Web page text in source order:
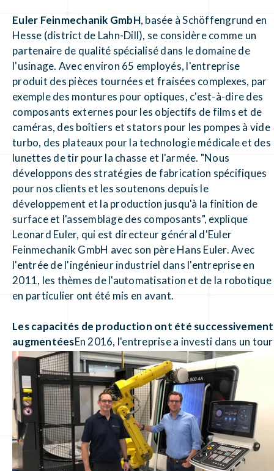
Euler Feinmechanik GmbH, basée à Schöffengrund en
Hesse (district de Lahn-Dill), se considère comme un
partenaire de qualité spécialisé dans le domaine de
l'usinage. Avec environ 65 employés, l'entreprise
produit des pièces tournées et fraisées complexes, par
exemple des montures pour optiques, c'est-à-dire des
composants externes pour les objectifs de films et de
caméras, des boîtiers et stators pour les pompes à vide
turbo, des plateaux pour la technologie médicale et des
lunettes de tir pour la chasse et l'armée. "Nous
développons des stratégies de fabrication spécifiques
pour nos clients et les soutenons depuis le
développement et la production jusqu'à la finition de
surface et l'assemblage des composants", explique
Leonard Euler, qui est directeur général d'Euler
Feinmechanik GmbH avec son père Hans Euler. Avec
l'entrée de l'ingénieur industriel dans l'entreprise en
2011, les thèmes de l'automatisation et de la robotique
en particulier ont été mis en avant.
Les capacités de production ont été successivement
augmentéesEn 2016, l'entreprise a investi dans un tour